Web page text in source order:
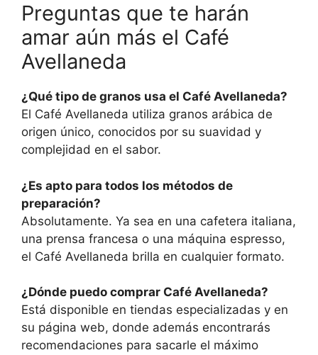
Preguntas que te harán
amar aún más el Café
Avellaneda
¿Qué tipo de granos usa el Café Avellaneda?
El Café Avellaneda utiliza granos arábica de
origen único, conocidos por su suavidad y
complejidad en el sabor.
¿Es apto para todos los métodos de
preparación?
Absolutamente. Ya sea en una cafetera italiana,
una prensa francesa o una máquina espresso,
el Café Avellaneda brilla en cualquier formato.
¿Dónde puedo comprar Café Avellaneda?
Está disponible en tiendas especializadas y en
su página web, donde además encontrarás
recomendaciones para sacarle el máximo